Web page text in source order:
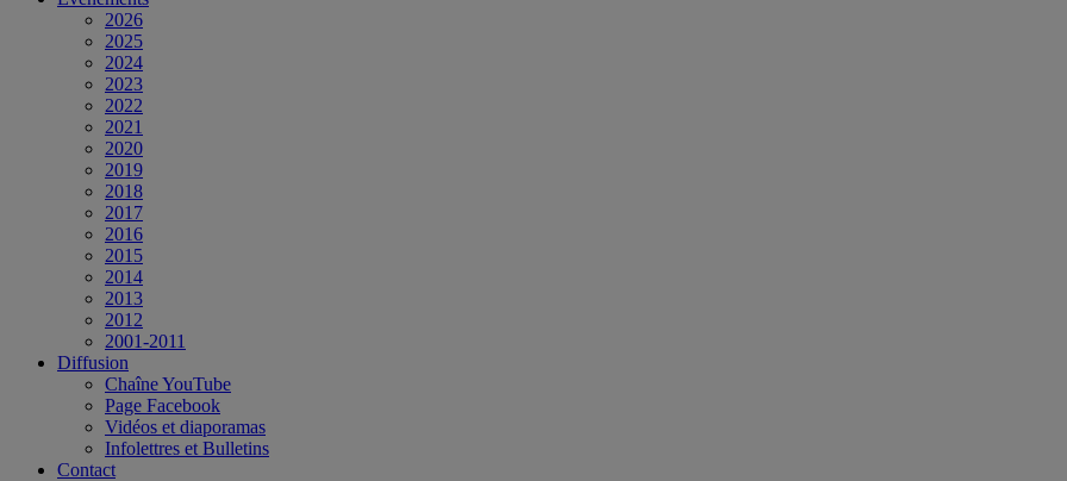
2026
2025
2024
2023
2022
2021
2020
2019
2018
2017
2016
2015
2014
2013
2012
2001-2011
Diffusion
Chaîne YouTube
Page Facebook
Vidéos et diaporamas
Infolettres et Bulletins
Contact